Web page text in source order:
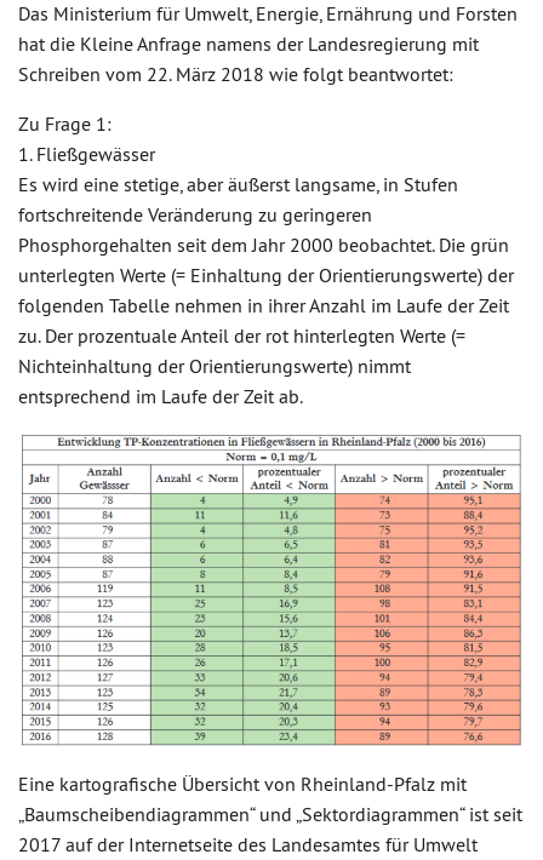
Das Ministerium für Umwelt, Energie, Ernährung und Forsten
hat die Kleine Anfrage namens der Landesregierung mit
Schreiben vom 22. März 2018 wie folgt beantwortet:
Zu Frage 1:
1. Fließgewässer
Es wird eine stetige, aber äußerst langsame, in Stufen
fortschreitende Veränderung zu geringeren
Phosphorgehalten seit dem Jahr 2000 beobachtet. Die grün
unterlegten Werte (= Einhaltung der Orientierungswerte) der
folgenden Tabelle nehmen in ihrer Anzahl im Laufe der Zeit
zu. Der prozentuale Anteil der rot hinterlegten Werte (=
Nichteinhaltung der Orientierungswerte) nimmt
entsprechend im Laufe der Zeit ab.
Eine kartografische Übersicht von Rheinland-Pfalz mit
„Baumscheibendiagrammen“ und „Sektordiagrammen“ ist seit
2017 auf der Internetseite des Landesamtes für Umwelt